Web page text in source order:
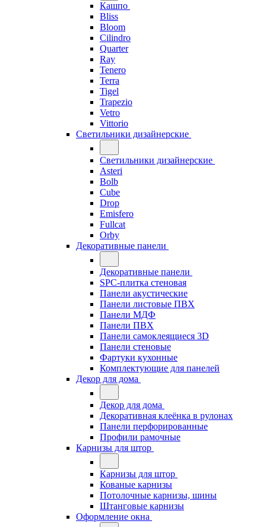
Кашпо
Bliss
Bloom
Cilindro
Quarter
Ray
Tenero
Terra
Tigel
Trapezio
Vetro
Vittorio
Светильники дизайнерские
Светильники дизайнерские
Asteri
Bolb
Cube
Drop
Emisfero
Fullcat
Orby
Декоративные панели
Декоративные панели
SPC-плитка стеновая
Панели акустические
Панели листовые ПВХ
Панели МДФ
Панели ПВХ
Панели самоклеящиеся 3D
Панели стеновые
Фартуки кухонные
Комплектующие для панелей
Декор для дома
Декор для дома
Декоративная клеёнка в рулонах
Панели перфорированные
Профили рамочные
Карнизы для штор
Карнизы для штор
Кованые карнизы
Потолочные карнизы, шины
Штанговые карнизы
Оформление окна